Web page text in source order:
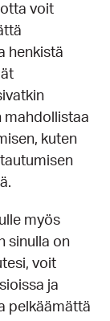
voit
henkistä
mahdollistaa
kuten
myös
sinulla on
voit
ja
pelkäämättä